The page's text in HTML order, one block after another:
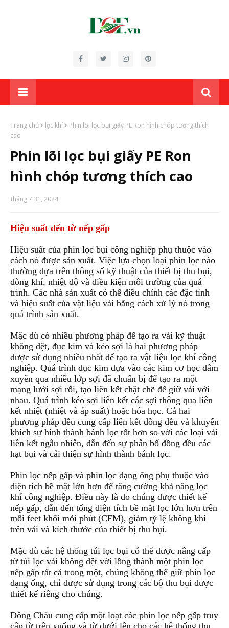
Trang chủ lọc khí
Phin lõi lọc bụi giấy PE Ron hình chóp tương thích
cao
Phin lõi lọc bụi giấy PE Ron
hình chóp tương thích cao
tháng 7 31, 2024
Hiệu suất đến từ nếp gấp
Hiệu suất của phin lọc bụi công nghiệp phụ thuộc vào
cách nó được sản xuất. Việc lựa chọn loại phin lọc nào
thường dựa trên thông số kỹ thuật của thiết bị thu bụi,
dòng khí, nhiệt độ và điều kiện môi trường của quá
trình. Các nhà sản xuất có thể điều chỉnh các đặc tính
và hiệu suất của vật liệu vải bằng cách xử lý nó trong
quá trình sản xuất.
Mặc dù có nhiều phương pháp để tạo ra vải kỹ thuật
không dệt, đục kim và kéo sợi là hai phương pháp
được sử dụng nhiều nhất để tạo ra vật liệu lọc khí công
nghiệp. Quá trình đục kim dựa vào các kim cơ học đâm
xuyên qua nhiều lớp sợi đã chuẩn bị để tạo ra một
mạng lưới sợi rối, tạo liên kết chặt chẽ để giữ vải với
nhau. Quá trình kéo sợi liên kết các sợi thông qua liên
kết nhiệt (nhiệt và áp suất) hoặc hóa học. Cả hai
phương pháp đều cung cấp liên kết đồng đều và khuyến
khích sự hình thành bánh lọc tốt hơn so với các loại vải
liên kết ngẫu nhiên, dẫn đến sự phân bố đồng đều các
hạt bụi và cải thiện sự hình thành bánh lọc.
Phin lọc nếp gấp và phin lọc dạng ống phụ thuộc vào
diện tích bề mặt lớn hơn để tăng cường khả năng lọc
khí công nghiệp. Điều này là do chúng được thiết kế
nếp gấp, dẫn đến tổng diện tích bề mặt lọc lớn hơn trên
mỗi feet khối mỗi phút (CFM), giảm tỷ lệ không khí
trên vải và kích thước của thiết bị thu bụi.
Mặc dù các hệ thống túi lọc bụi có thể được nâng cấp
từ túi lọc vải không dệt với lồng thành một phin lọc
nếp gấp tất cả trong một, chúng không thể giữ phin lọc
dạng ống, chỉ được sử dụng trong các bộ thu bụi được
thiết kế riêng cho chúng.
Đông Châu cung cấp một loạt các phin lọc nếp gấp truy